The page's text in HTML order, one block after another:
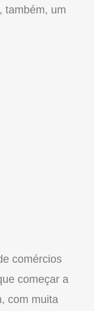
também, um
comércios
começar a
com muita